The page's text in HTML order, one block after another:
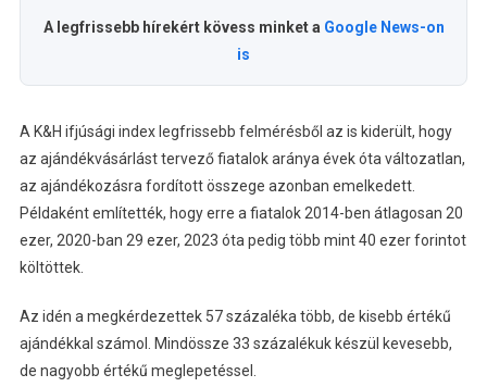
A legfrissebb hírekért kövess minket a Google News-on
is
A K&H ifjúsági index legfrissebb felmérésből az is kiderült, hogy
az ajándékvásárlást tervező fiatalok aránya évek óta változatlan,
az ajándékozásra fordított összege azonban emelkedett.
Példaként említették, hogy erre a fiatalok 2014-ben átlagosan 20
ezer, 2020-ban 29 ezer, 2023 óta pedig több mint 40 ezer forintot
költöttek.
Az idén a megkérdezettek 57 százaléka több, de kisebb értékű
ajándékkal számol. Mindössze 33 százalékuk készül kevesebb,
de nagyobb értékű meglepetéssel.